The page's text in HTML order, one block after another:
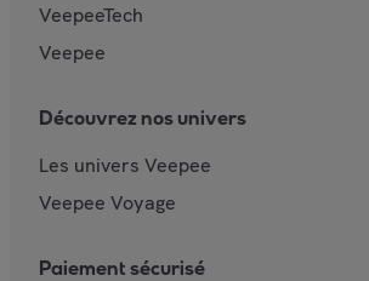
VeepeeTech
Veepee
Découvrez nos univers
Les univers Veepee
Veepee Voyage
Paiement sécurisé